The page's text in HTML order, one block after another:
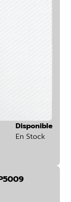
Disponible
En Stock